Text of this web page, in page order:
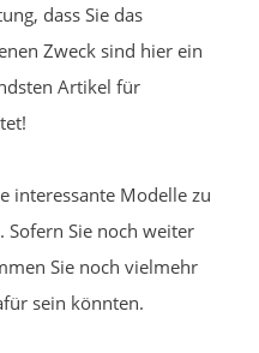
dass Sie das
Zweck sind hier ein
Artikel für
interessante Modelle zu
Sofern Sie noch weiter
Sie noch vielmehr
sein könnten.